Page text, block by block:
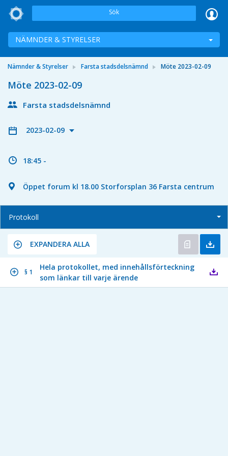
Sök
NÄMNDER & STYRELSER
Nämnder & Styrelser Farsta stadsdelsnämnd Möte 2023-02-09
Möte 2023-02-09
Farsta stadsdelsnämnd
2023-02-09
18:45 -
Öppet forum kl 18.00 Storforsplan 36 Farsta centrum
Protokoll
EXPANDERA ALLA
§ 1
Hela protokollet, med innehållsförteckning
som länkar till varje ärende